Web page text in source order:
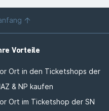
Vorteile
Ort in den Ticketshops der
& NP kaufen
Ort im Ticketshop der SN